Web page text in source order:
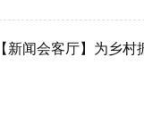
【新闻会客厅】为乡村